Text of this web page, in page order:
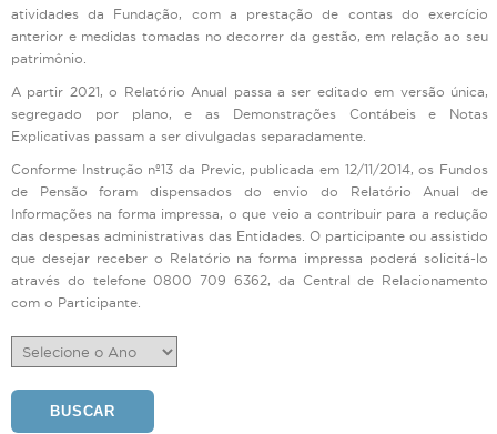
atividades da Fundação, com a prestação de contas do exercício
anterior e medidas tomadas no decorrer da gestão, em relação ao seu
patrimônio.
A partir 2021, o Relatório Anual passa a ser editado em versão única,
segregado por plano, e as Demonstrações Contábeis e Notas
Explicativas passam a ser divulgadas separadamente.
Conforme Instrução nº13 da Previc, publicada em 12/11/2014, os Fundos
de Pensão foram dispensados do envio do Relatório Anual de
Informações na forma impressa, o que veio a contribuir para a redução
das despesas administrativas das Entidades. O participante ou assistido
que desejar receber o Relatório na forma impressa poderá solicitá-lo
através do telefone 0800 709 6362, da Central de Relacionamento
com o Participante.